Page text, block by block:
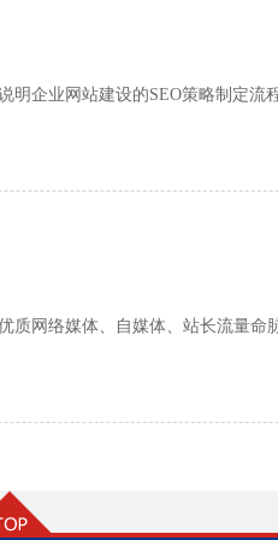
企业网站建设的SEO策略制定流程
质网络媒体、自媒体、站长流量命